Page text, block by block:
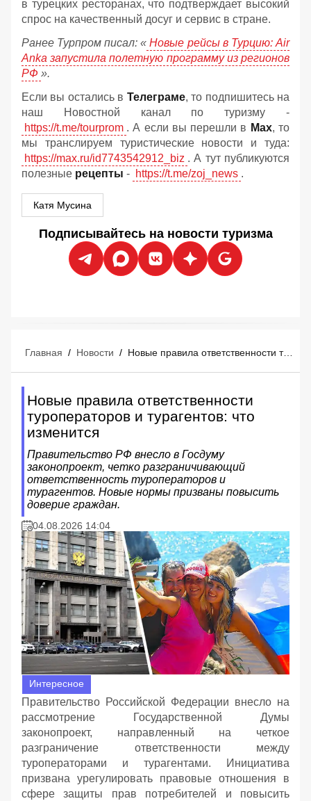
в турецких ресторанах, что подтверждает высокий
спрос на качественный досуг и сервис в стране.
Ранее Турпром писал: « Новые рейсы в Турцию: Air
Anka запустила полетную программу из регионов
РФ ».
Если вы остались в Телеграме, то подпишитесь на
наш Новостной канал по туризму -
https://t.me/tourprom . А если вы перешли в Мах, то
мы транслируем туристические новости и туда:
https://max.ru/id7743542912_biz . А тут публикуются
полезные рецепты - https://t.me/zoj_news .
Катя Мусина
Подписывайтесь на новости туризма
Главная / Новости / Новые правила ответственности туроператоров и турагентов: что изменится
Новые правила ответственности
туроператоров и турагентов: что
изменится
Правительство РФ внесло в Госдуму
законопроект, четко разграничивающий
ответственность туроператоров и
турагентов. Новые нормы призваны повысить
доверие граждан.
04.08.2026 14:04
Интересное
Правительство Российской Федерации внесло на
рассмотрение Государственной Думы
законопроект, направленный на четкое
разграничение ответственности между
туроператорами и турагентами. Инициатива
призвана урегулировать правовые отношения в
сфере защиты прав потребителей и повысить